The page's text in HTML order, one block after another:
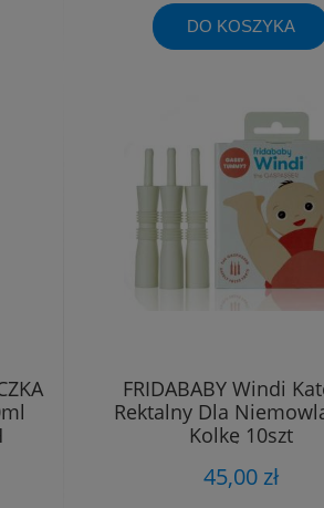
DO KOSZYKA
FRIDABABY Windi
Rektalny Dla
Kolkę 10szt
45,00 zł